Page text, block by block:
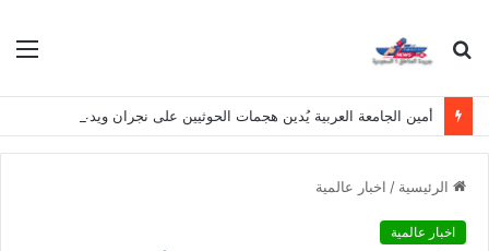
بحث
الرئيسية / اخبار عالمية
اخبار عالمية